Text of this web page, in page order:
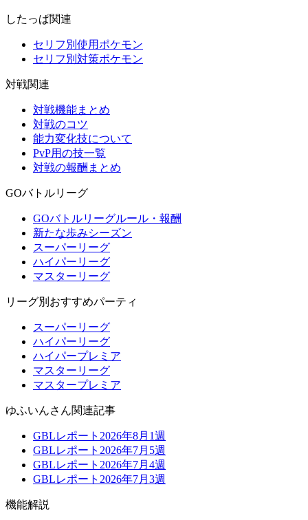
したっぱ関連
セリフ別使用ポケモン
セリフ別対策ポケモン
対戦関連
対戦機能まとめ
対戦のコツ
能力変化技について
PvP用の技一覧
対戦の報酬まとめ
GOバトルリーグ
GOバトルリーグルール・報酬
新たな歩みシーズン
スーパーリーグ
ハイパーリーグ
マスターリーグ
リーグ別おすすめパーティ
スーパーリーグ
ハイパーリーグ
ハイパープレミア
マスターリーグ
マスタープレミア
ゆふいんさん関連記事
GBLレポート2026年8月1週
GBLレポート2026年7月5週
GBLレポート2026年7月4週
GBLレポート2026年7月3週
機能解説